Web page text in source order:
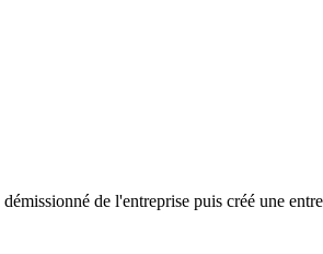
de l'entreprise puis créé une